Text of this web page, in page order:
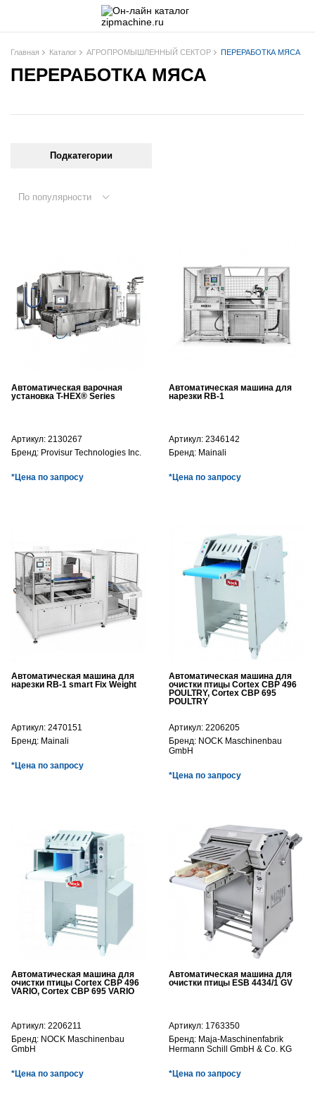
Главная Каталог АГРОПРОМЫШЛЕННЫЙ СЕКТОР ПЕРЕРАБОТКА МЯСА
ПЕРЕРАБОТКА МЯСА
Подкатегории
По популярности
Автоматическая варочная
установка T-HEX® Series
Артикул: 2130267
Бренд: Provisur Technologies Inc.
*Цена по запросу
Автоматическая машина для
нарезки RB-1
Артикул: 2346142
Бренд: Mainali
*Цена по запросу
Автоматическая машина для
нарезки RB-1 smart Fix Weight
Артикул: 2470151
Бренд: Mainali
*Цена по запросу
Автоматическая машина для
очистки птицы Cortex CBP 496
POULTRY, Cortex CBP 695
POULTRY
Артикул: 2206205
Бренд: NOCK Maschinenbau
GmbH
*Цена по запросу
Автоматическая машина для
очистки птицы Cortex CBP 496
VARIO, Cortex CBP 695 VARIO
Артикул: 2206211
Бренд: NOCK Maschinenbau
GmbH
*Цена по запросу
Автоматическая машина для
очистки птицы ESB 4434/1 GV
Артикул: 1763350
Бренд: Maja-Maschinenfabrik
Hermann Schill GmbH & Co. KG
*Цена по запросу